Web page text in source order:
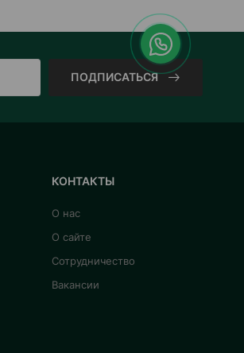
ПОДПИСАТЬСЯ
КОНТАКТЫ
О нас
О сайте
Сотрудничество
Вакансии